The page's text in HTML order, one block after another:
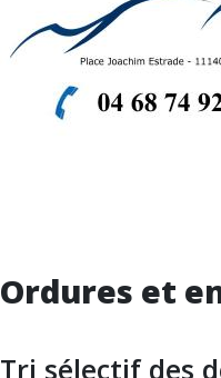
Ordures et
Tri sélectif des